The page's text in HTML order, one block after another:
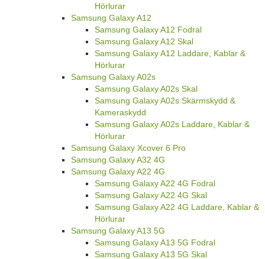
Hörlurar
Samsung Galaxy A12
Samsung Galaxy A12 Fodral
Samsung Galaxy A12 Skal
Samsung Galaxy A12 Laddare, Kablar &
Hörlurar
Samsung Galaxy A02s
Samsung Galaxy A02s Skal
Samsung Galaxy A02s Skärmskydd &
Kameraskydd
Samsung Galaxy A02s Laddare, Kablar &
Hörlurar
Samsung Galaxy Xcover 6 Pro
Samsung Galaxy A32 4G
Samsung Galaxy A22 4G
Samsung Galaxy A22 4G Fodral
Samsung Galaxy A22 4G Skal
Samsung Galaxy A22 4G Laddare, Kablar &
Hörlurar
Samsung Galaxy A13 5G
Samsung Galaxy A13 5G Fodral
Samsung Galaxy A13 5G Skal